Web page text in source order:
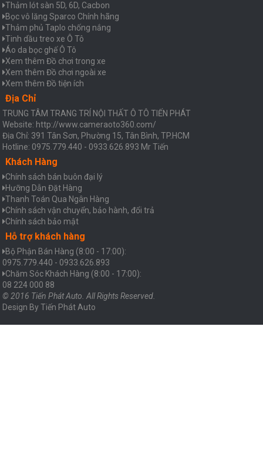
Thảm lót sàn 5D, 6D, Cacbon
Bọc vô lăng Sparco Chính hãng
Thảm phủ Taplo chống nắng
Tinh dầu treo xe Ô Tô
Áo da bọc ghế Ô Tô
Xem thêm Đồ chơi trong xe
Xem thêm Đồ chơi ngoài xe
Xem thêm Đồ tiện ích
Địa Chỉ
TRUNG TÂM TRANG TRÍ NỘI THẤT Ô TÔ TIẾN PHÁT
Website: http://www.cameraoto360.com/
Địa Chỉ: 391 Tân Sơn, Phường 15, Tân Bình, TP.HCM
Hotline: 0975.779.440 - 0933.626.893 Mr Tiến
Khách Hàng
Chính sách bán buôn đại lý
Hưỡng Dẫn Đặt Hàng
Thanh Toán Qua Ngân Hàng
Chính sách vận chuyển, bảo hành, đổi trả
Chính sách bảo mật
Hỗ trợ khách hàng
Bộ Phận Bán Hàng (8:00 - 17:00):
0975.779.440 - 0933.626.893
Chăm Sóc Khách Hàng (8:00 - 17:00):
08 224 000 88
© 2016 Tiến Phát Auto. All Rights Reserved.
Design ByTiến Phát Auto